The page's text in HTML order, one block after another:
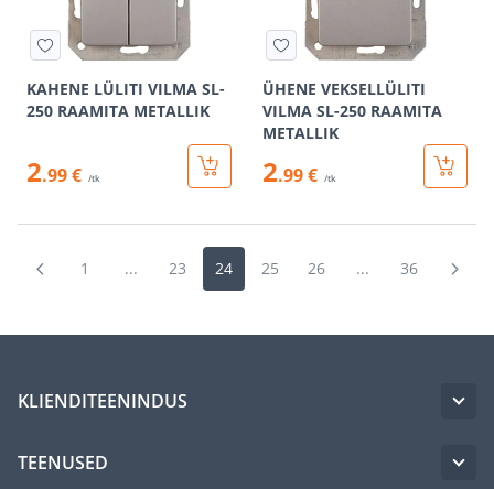
KAHENE LÜLITI VILMA SL-
250 RAAMITA METALLIK
2.99 € /tk
ÜHENE VEKSELLÜLITI
VILMA SL-250 RAAMITA
METALLIK
2.99 € /tk
1 ... 23 24 25 26 ... 36
KLIENDITEENINDUS
TEENUSED